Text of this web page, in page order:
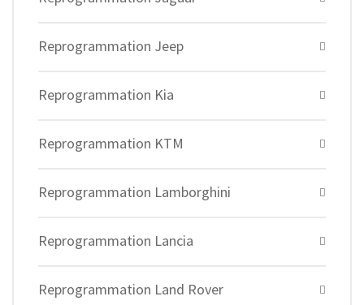
Reprogrammation Jeep
Reprogrammation Kia
Reprogrammation KTM
Reprogrammation Lamborghini
Reprogrammation Lancia
Reprogrammation Land Rover